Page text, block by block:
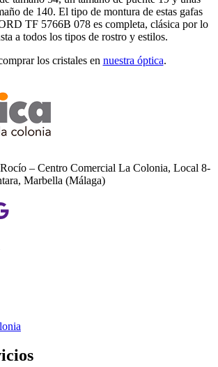
de 140. El tipo de montura de estas gafas
TF 5766B 078 es completa, clásica por lo
a todos los tipos de rostro y estilos.
los cristales en nuestra óptica.
– Centro Comercial La Colonia, Local 8-
Marbella (Málaga)